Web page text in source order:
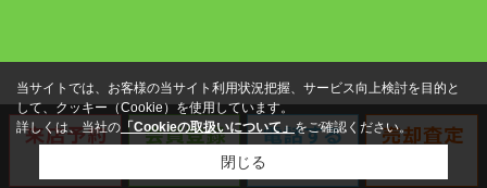
当サイトでは、お客様の当サイト利用状況把握、サービス向上検討を目的と
して、クッキー（Cookie）を使用しています。
詳しくは、当社の 「Cookieの取扱いについて」をご確認ください。
閉じる